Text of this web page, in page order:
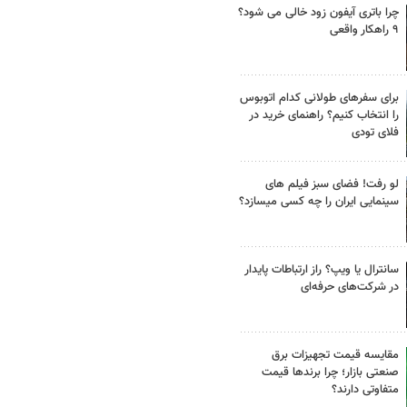
چرا باتری آیفون زود خالی می شود؟
۹ راهکار واقعی
برای سفرهای طولانی کدام اتوبوس
را انتخاب کنیم؟ راهنمای خرید در
فلای تودی
لو رفت! فضای سبز فیلم های
سینمایی ایران را چه کسی میسازد؟
سانترال یا ویپ؟ راز ارتباطات پایدار
در شرکت‌های حرفه‌ای
مقایسه قیمت تجهیزات برق
صنعتی بازار؛ چرا برندها قیمت
متفاوتی دارند؟